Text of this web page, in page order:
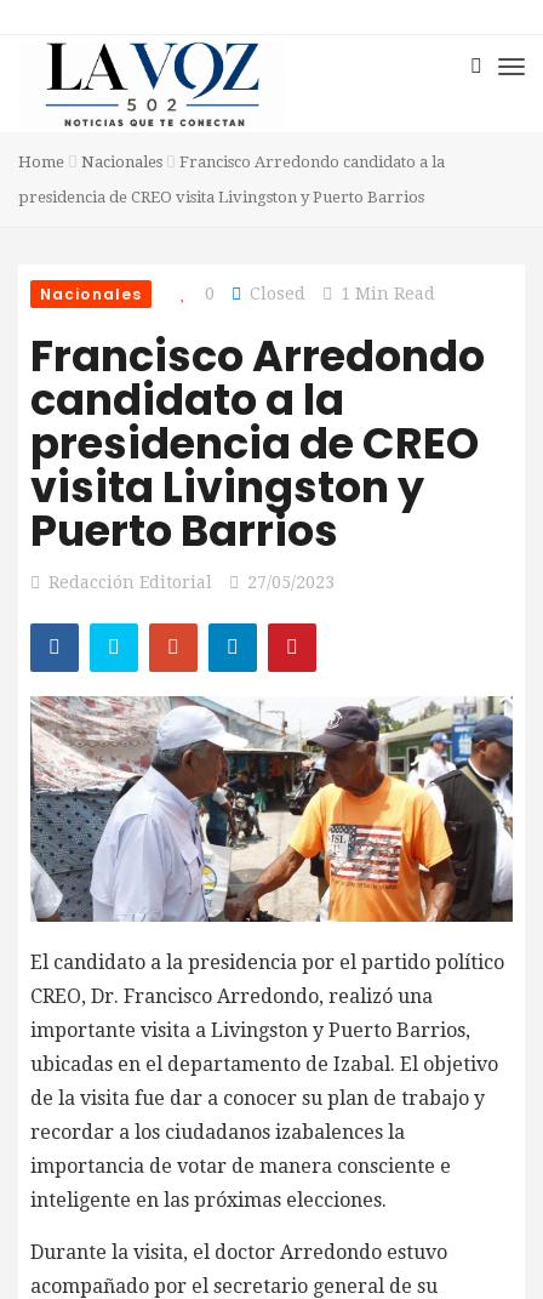
Home Nacionales
Francisco Arredondo candidato a la
presidencia de CREO visita Livingston y Puerto Barrios
Nacionales 0 Closed 1 Min Read
Francisco Arredondo
candidato a la
presidencia de CREO
visita Livingston y
Puerto Barrios
Redacción Editorial 27/05/2023
El candidato a la presidencia por el partido político
CREO, Dr. Francisco Arredondo, realizó una
importante visita a Livingston y Puerto Barrios,
ubicadas en el departamento de Izabal. El objetivo
de la visita fue dar a conocer su plan de trabajo y
recordar a los ciudadanos izabalences la
importancia de votar de manera consciente e
inteligente en las próximas elecciones.
Durante la visita, el doctor Arredondo estuvo
acompañado por el secretario general de su